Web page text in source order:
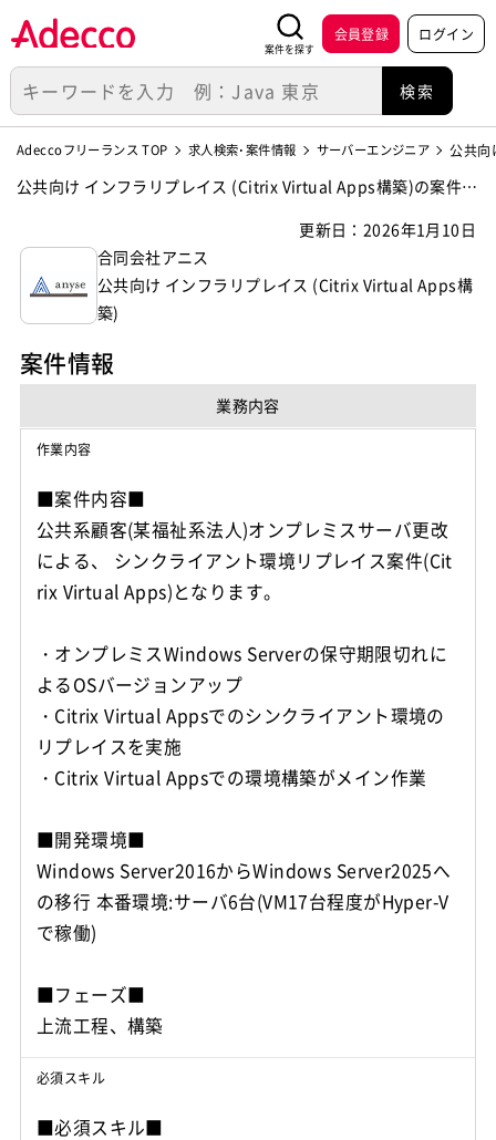
案件を探す
会員登録 ログイン
Adeccoフリーランス TOP 求人検索･案件情報 サーバーエンジニア 公共向
公共向け インフラリプレイス (Citrix Virtual Apps構築)の案件・
更新日：2026年1月10日
合同会社アニス
公共向け インフラリプレイス (Citrix Virtual Apps構
築)
案件情報
業務内容
作業内容
■案件内容■
公共系顧客(某福祉系法人)オンプレミスサーバ更改
による、 シンクライアント環境リプレイス案件(Cit
rix Virtual Apps)となります。
・オンプレミスWindows Serverの保守期限切れに
よるOSバージョンアップ
・Citrix Virtual Appsでのシンクライアント環境の
リプレイスを実施
・Citrix Virtual Appsでの環境構築がメイン作業
■開発環境■
Windows Server2016からWindows Server2025へ
の移行 本番環境:サーバ6台(VM17台程度がHyper-V
で稼働)
■フェーズ■
必須スキル
■必須スキル■